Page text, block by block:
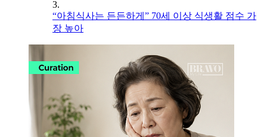
3.
“아침식사는 든든하게” 70세 이상 식생활 점수 가
장 높아